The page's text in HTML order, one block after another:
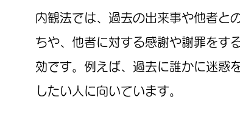
内観法では、過去の出来事や他者と
ちや、他者に対する感謝や謝罪をす
効です。例えば、過去に誰かに迷惑
したい人に向いています。